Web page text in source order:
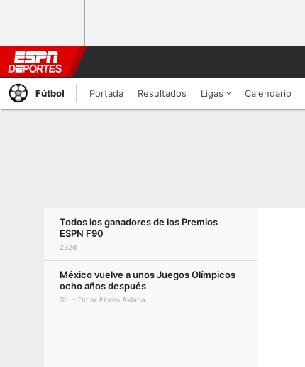
Fútbol Portada Resultados Ligas Calendario
Todos los ganadores de los Premios
ESPN F90
232d
México vuelve a unos Juegos Olímpicos
ocho años después
3h Omar Flores Aldana